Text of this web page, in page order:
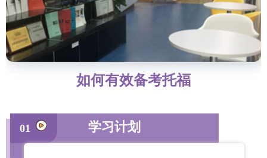
如何有效备考托福
01 学习计划